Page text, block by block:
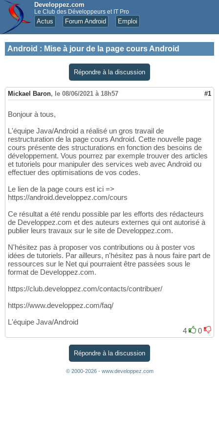
Developpez.com
Le Club des Développeurs et IT Pro
Actus Forum Android Emploi
Android : Mise à jour de la page cours Android
Répondre à la discussion
Mickael Baron, le 08/06/2021 à 18h57 #1
Bonjour à tous,
L'équipe Java/Android a réalisé un gros travail de
restructuration de la page cours Android. Cette nouvelle page
cours présente des structurations en fonction des besoins de
développement. Vous pourrez par exemple trouver des articles
et tutoriels pour manipuler des services web avec Android ou
effectuer des optimisations de vos codes.
Le lien de la page cours est ici =>
https://android.developpez.com/cours
Ce résultat a été rendu possible par les efforts des rédacteurs
de Developpez.com et des auteurs externes qui ont autorisé à
publier leurs travaux sur le site de Developpez.com.
N'hésitez pas à proposer vos contributions ou à poster vos
idées de tutoriels. Par ailleurs, n'hésitez pas à nous faire part de
ressources sur le Net qui pourraient être passées sous le
format de Developpez.com.
https://club.developpez.com/contacts/contribuer/
https://www.developpez.com/faq/
L'équipe Java/Android
4
0
Répondre à la discussion
© 2000-2026 - www.developpez.com